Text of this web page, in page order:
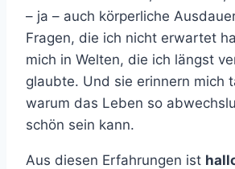
– ja – auch körperliche
Fragen, die ich nicht erwartet
mich in Welten, die ich längst
glaubte. Und sie erinnern mich
warum das Leben so
schön sein kann.
Aus diesen Erfahrungen ist